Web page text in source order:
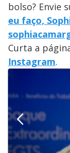
bolso? Envie
eu faço,
Curta a
Instagram.